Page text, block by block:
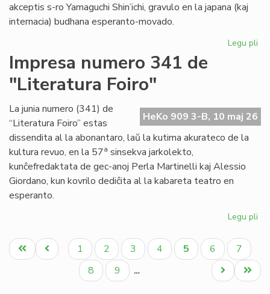
akceptis s-ro Yamaguchi Shin’ichi, gravulo en la japana (kaj
internacia) budhana esperanto-movado.
Legu pli
Impresa numero 341 de
"Literatura Foiro"
HeKo 909 3-B, 10 maj 26
La junia numero (341) de
“Literatura Foiro” estas
dissendita al la abonantaro, laŭ la kutima akurateco de la
kultura revuo, en la 57a sinsekva jarkolekto,
kunĉefredaktata de gec-anoj Perla Martinelli kaj Alessio
Giordano, kun kovrilo dediĉita al la kabareta teatro en
esperanto.
Legu pli
de
Pagination
Unua
paĝo
Antaŭa
paĝo
Paĝo
1 Paĝo
2 Paĝo
3 Paĝo
4
Aktuala
paĝo
5 Paĝo
6 Paĝo
7
Paĝo
8 Paĝo
9 …
Last
page
Next
page